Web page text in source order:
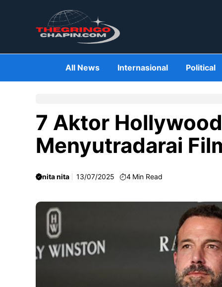
All News Internasional Political
7 Aktor
Menyutradarai
nita nita 13/07/2025 4 Min Read